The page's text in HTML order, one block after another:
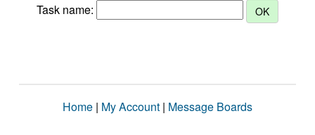
Task name:
Home | My Account | Message Boards